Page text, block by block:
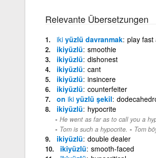
Relevante Übersetzungen
ikiyüzlü davranmak play fast
ikiyüzlü smoothie
ikiyüzlü dishonest
ikiyüzlü cant
ikiyüzlü insincere
ikiyüzlü counterfeiter
on ikiyüzlü şekil
ikiyüzlü hypocrite
He went as far as to call you a
Tom is such a hypocrite. - Tom
ikiyüzlü double dealer
ikiyüzlü smooth-faced